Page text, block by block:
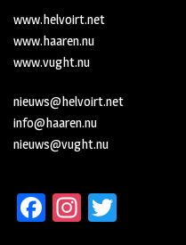
www.helvoirt.net
www.haaren.nu
www.vught.nu
nieuws@helvoirt.net
info@haaren.nu
nieuws@vught.nu
Fa In